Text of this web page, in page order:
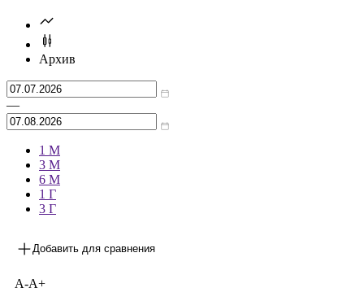
Архив
—
1 М
3 М
6 М
1 Г
3 Г
Добавить для сравнения